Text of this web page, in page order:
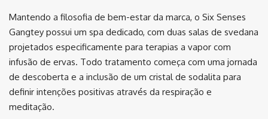
Mantendo a filosofia de bem-estar da marca, o Six Senses
Gangtey possui um spa dedicado, com duas salas de svedana
projetados especificamente para terapias a vapor com
infusão de ervas. Todo tratamento começa com uma jornada
de descoberta e a inclusão de um cristal de sodalita para
definir intenções positivas através da respiração e
meditação.